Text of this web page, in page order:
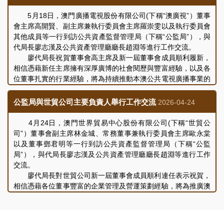
有關評核結果已根據《公共資本企業法律制度》及《評核細
則》的規定，公佈於“公共資本企業對外公佈資料平台”，公眾可
瀏覽公監局網頁 (https://www.dsgap.gov.mo) 查閱有關評核結
況。合作區財政局王晨輝局長圍繞其單位的機構設置、職能範
圍、財政績效管理業務和整體工作情況等作出介紹。
其後，雙方圍繞議題內容，結合積極配合國家「十五五」規
劃與澳門特區「三五」規劃，全面對接「澳門＋橫琴」戰略新定
位，進一步深化兩地公共資產監管、收益共享等機制分享各自在
相關領域的工作經驗和心得，會議取得良好成效。今後，雙方將
保持緊密聯繫，探討未來建設合作機制的可能。
參與本次調研交流的人員還包括公監局公共資產管理廳廳長
趙淵、資助統籌及監察處處長曾緻豪，合作區財政局黃勇副局
長，以及其相關部門的主管及業務工作人員。
5月18日，澳門廣播電視股份有限公司(下稱“澳廣視”）董事
會主席高開賢、副主席兼執行委員會主席羅崇雯以及執行委員會
其他成員等一行到訪公共資產監督管理局（下稱“公監局”），與
代局長廖志漢及公共資產管理廳廳長趙淵等進行工作交流。
廖代局長祝賀董事會高主席及新一屆董事會成員順利履新，
相信憑藉新任主席擁有深厚廣博的社會閱歷與豐富經驗，以及各
位董事扎實的行業經驗，將為持續推動本澳公共電視廣播事業的
發展、為市民大眾提供更優質、多元化的公共廣播服務開拓更廣
闊的發展空間。
後，與會人員共同介紹了澳廣視最近的營運情況及未來發展規
劃，表示澳廣視作為澳門的公共廣播機構，透過電視、電台及多
媒體平台，扎根澳門，發揮公共廣播服務機構的社會角色；積極
履行社會責任，善用廣播條件，為觀眾提供更多元化的視聽選
擇，並為澳門融入國家發展大局，加強澳門與內地、粵港澳大灣
區尤其是橫琴粵澳深度合作區的交流和訊息互通作出貢獻。同
時，澳廣視致力推動與葡語國家的合作與傳播，肩負中葡合作平
台之角色，擔當中葡文化傳播樞紐，鞏固特區“一中心、一平
公監局與世貿公司主要負責人舉行工作交流 2026-04-24
4月24日，澳門世界貿易中心股份有限公司(下稱“世貿公
司”）董事會副主席林金城、常務董事兼執行委員會主席歐永棠
以及董事鄧君明等一行到訪公共資產監督管理局（下稱“公監
局”），與代局長廖志漢及公共資產管理廳廳長趙淵等進行工作
交流。
廖代局長對世貿公司新一屆董事會成員順利連任表示祝賀，
相信憑藉各位董事豐富的企業管理及營運策劃經驗，將為推廣澳